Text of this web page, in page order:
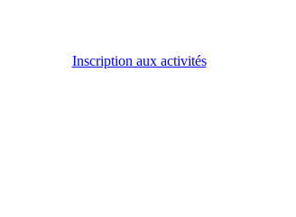
Inscription aux activités